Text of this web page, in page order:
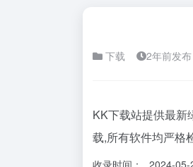
下载 2年前发布
KK下载站提供最新
载,所有软件均严格
收录时间： 2024-05-